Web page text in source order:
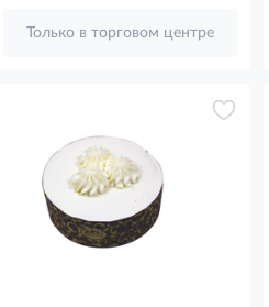
Только в торговом центре